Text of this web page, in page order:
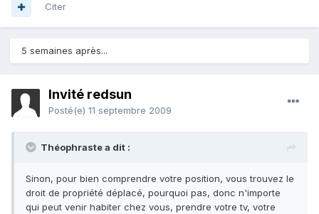
Citer
5 semaines après...
Invité redsun
Posté(e) 11 septembre 2009
Théophraste a dit :
Sinon, pour bien comprendre votre position, vous trouvez le
droit de propriété déplacé, pourquoi pas, donc n'importe
qui peut venir habiter chez vous, prendre votre tv, votre